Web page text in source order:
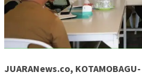
JUARANews.co, KOTAMOBAGU-